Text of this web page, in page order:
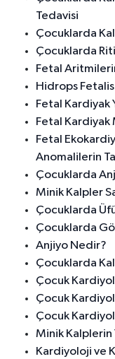
Tedavisi
Çocuklarda
Çocuklarda
Fetal
Hidrops
Fetal
Fetal Kardiyak
Fetal
Anomalilerin
Çocuklarda
Minik Kalpler
Çocuklarda
Çocuklarda
Anjiyo Nedir?
Çocuklarda
Çocuk
Çocuk
Çocuk
Minik Kalplerin
Kardiyoloji ve